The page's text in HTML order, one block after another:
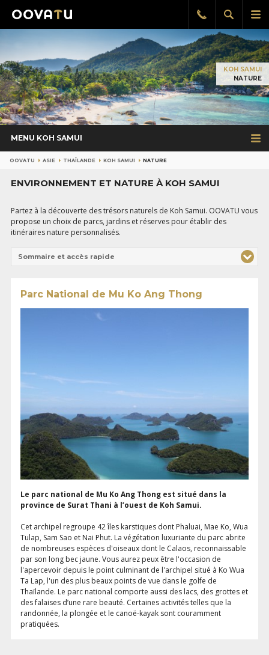
le
Afficher
la
Rappel
gratuit
KOH SAMUI
NATURE
MENU KOH SAMUI
OOVATU ASIE THAÏLANDE KOH SAMUI NATURE
ENVIRONNEMENT ET NATURE À KOH SAMUI
Partez à la découverte des trésors naturels de Koh Samui. OOVATU vous
propose un choix de parcs, jardins et réserves pour établir des
itinéraires nature personnalisés.
Sommaire et accès rapide
Parc National de Mu Ko Ang Thong
Le parc national de Mu Ko Ang Thong est situé dans la
province de Surat Thani à l’ouest de Koh Samui.
Cet archipel regroupe 42 îles karstiques dont Phaluai, Mae Ko, Wua
Tulap, Sam Sao et Nai Phut. La végétation luxuriante du parc abrite
de nombreuses espèces d'oiseaux dont le Calaos, reconnaissable
par son long bec jaune. Vous aurez peux être l'occasion de
l'apercevoir depuis le point culminant de l'archipel situé à Ko Wua
Ta Lap, l'un des plus beaux points de vue dans le golfe de
Thaïlande. Le parc national comporte aussi des lacs, des grottes et
des falaises d’une rare beauté. Certaines activités telles que la
randonnée, la plongée et le canoë-kayak sont couramment
pratiquées.